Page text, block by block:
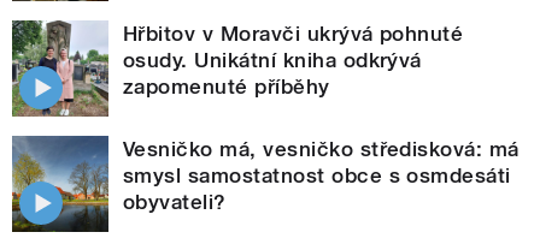
Hřbitov v Moravči ukrývá pohnuté
osudy. Unikátní kniha odkrývá
zapomenuté příběhy
Vesničko má, vesničko středisková: má
smysl samostatnost obce s osmdesáti
obyvateli?